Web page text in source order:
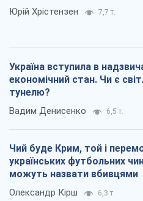
Юрій Хрістензен 7,7 т.
Україна вступила в
економічний стан. Чи є
тунелю?
Вадим Денисенко 6,5 т.
Чий буде Крим, той і
українських футбольних
можуть назвати вбивцями
Олександр Кірш 6,3 т.